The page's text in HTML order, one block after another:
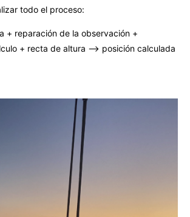
todo el proceso:
+ reparación de la observación +
+ recta de altura –> posición calculada